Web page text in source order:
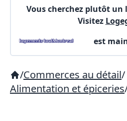
Vous cherchez plutôt un
Visitez
est
/Commerces au détail/
Alimentation et épiceries